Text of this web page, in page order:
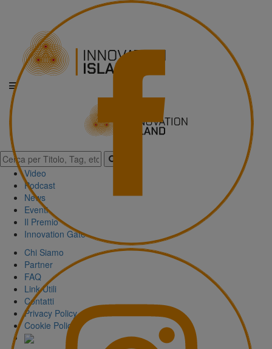
Video
Podcast
News
Eventi
Il Premio
Innovation Gate
Chi Siamo
Partner
FAQ
Link Utili
Contatti
Privacy Policy
Cookie Policy